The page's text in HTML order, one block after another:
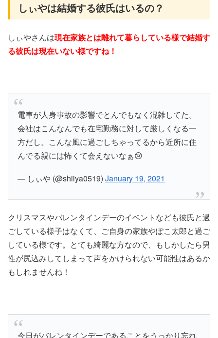
しぃやは結婚する彼氏はいるの？
しぃやさんは現在家族とは離れて暮らしている様で結婚す
る彼氏は現在いない様ですね！
電車が人身事故の影響でとんでもなく混雑してた。
会社はこんなんでも在宅勤務に対して厳しくなる一
方だし。こんな風に過ごしちゃってるから近所に住
んでる親には怖くて会えないなぁ😢
— しぃや (@shiiya0519)January 19, 2021
クリスマスやバレンタインデーのイベントなども彼氏と過
ごしている様子はなくて、ご自身の家族やぽこ太郎と過ご
している様です。とても綺麗な方なので、もしかしたら男
性が尻込みしてしまって声をかけられない可能性はあるか
もしれませんね！
今日がバレンタインデーであることをうっかり忘れ